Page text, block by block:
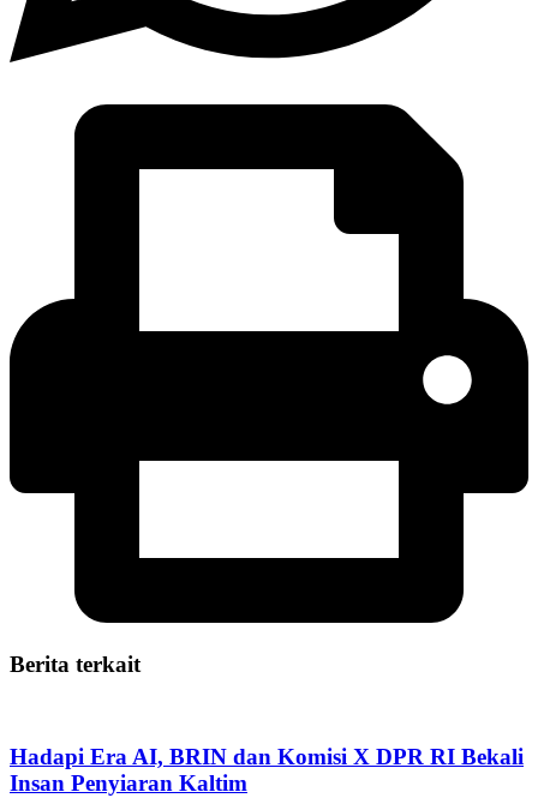
Berita terkait
Hadapi Era AI, BRIN dan Komisi X DPR RI Bekali
Insan Penyiaran Kaltim